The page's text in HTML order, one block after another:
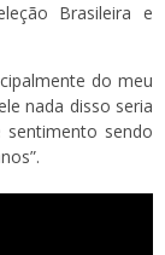
Brasileira e
do meu
nada disso seria
sendo